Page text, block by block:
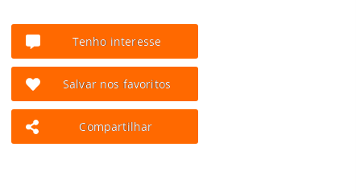
Tenho interesse
Salvar nos favoritos
Compartilhar